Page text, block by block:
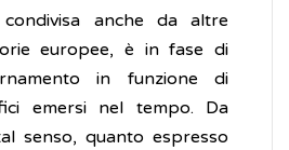
condivisa anche da altre
europee, è in fase di
in funzione di
emersi nel tempo. Da
senso, quanto espresso